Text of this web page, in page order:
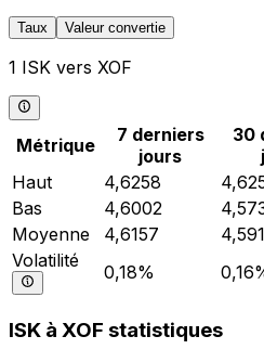
Taux Valeur convertie
1 ISK vers XOF
Métrique
7 derniers
jours
30
Haut
4,6258
Bas
4,6002
Moyenne
4,6157
Volatilité
0,18%
ISK à XOF statistiques